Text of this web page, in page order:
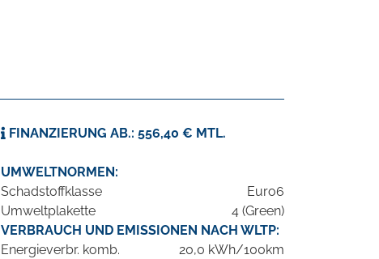
FINANZIERUNG AB.: 556,40 € MTL.
UMWELTNORMEN:
Schadstoffklasse
Euro6
Umweltplakette
4 (Green)
VERBRAUCH UND EMISSIONEN NACH WLTP:
Energieverbr. komb.
20,0 kWh/100km